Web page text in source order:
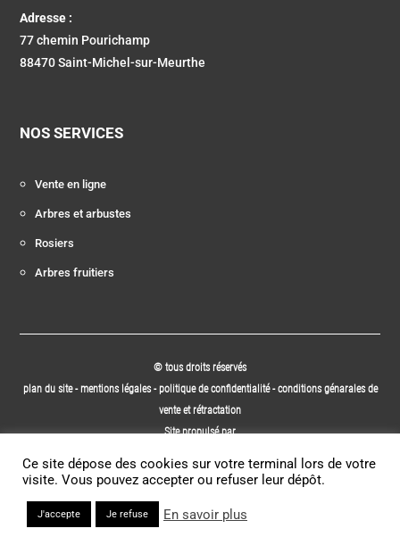
Adresse :
77 chemin Pourichamp
88470 Saint-Michel-sur-Meurthe
NOS SERVICES
Vente en ligne
Arbres et arbustes
Rosiers
Arbres fruitiers
© tous droits réservés
plan du site-mentions légales -politique de confidentialité-conditions génarales de
vente et rétractation
Site propulsé par
Ce site dépose des cookies sur votre terminal lors de votre
visite. Vous pouvez accepter ou refuser leur dépôt.
J'accepte Je refuse En savoir plus